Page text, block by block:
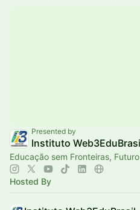
Presented by
Instituto
Educação sem Fronteiras,
Hosted By